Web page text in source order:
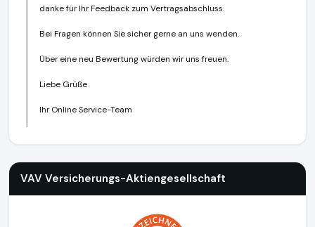
danke für Ihr Feedback zum Vertragsabschluss.
Bei Fragen können Sie sicher gerne an uns wenden.
Über eine neu Bewertung würden wir uns freuen.
Liebe Grüße
Ihr Online Service-Team
VAV Versicherungs-Aktiengesellschaft